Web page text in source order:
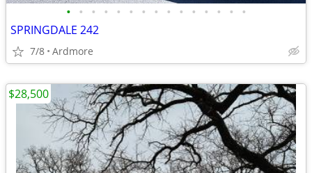
• • • • • • • • • • • • • • •
SPRINGDALE 242
7/8 Ardmore
$28,500